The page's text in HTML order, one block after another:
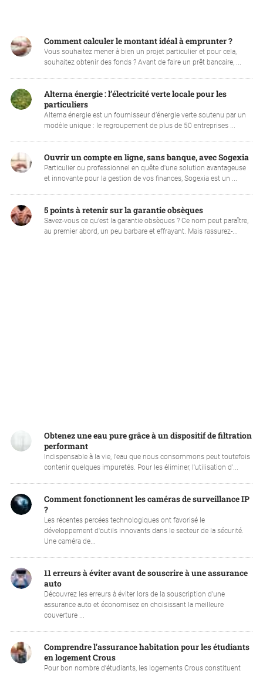
Comment calculer le montant idéal à emprunter ?
Vous souhaitez mener à bien un projet particulier et pour cela,
souhaitez obtenir des fonds ? Avant de faire un prêt bancaire, ...
Alterna énergie : l’électricité verte locale pour les
particuliers
Alterna énergie est un fournisseur d’énergie verte soutenu par un
modèle unique : le regroupement de plus de 50 entreprises ...
Ouvrir un compte en ligne, sans banque, avec Sogexia
Particulier ou professionnel en quête d'une solution avantageuse
et innovante pour la gestion de vos finances, Sogexia est un ...
5 points à retenir sur la garantie obsèques
Savez-vous ce qu’est la garantie obsèques ? Ce nom peut paraître,
au premier abord, un peu barbare et effrayant. Mais rassurez-...
Obtenez une eau pure grâce à un dispositif de filtration
performant
Indispensable à la vie, l'eau que nous consommons peut toutefois
contenir quelques impuretés. Pour les éliminer, l'utilisation d'...
Comment fonctionnent les caméras de surveillance IP
?
Les récentes percées technologiques ont favorisé le
développement d'outils innovants dans le secteur de la sécurité.
Une caméra de...
11 erreurs à éviter avant de souscrire à une assurance
auto
Découvrez les erreurs à éviter lors de la souscription d'une
assurance auto et économisez en choisissant la meilleure
couverture ...
Comprendre l'assurance habitation pour les étudiants
en logement Crous
Pour bon nombre d’étudiants, les logements Crous constituent